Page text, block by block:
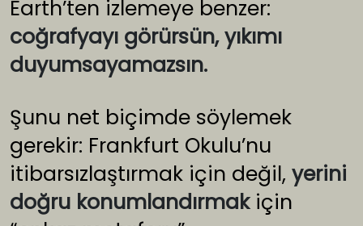
Earth’ten izlemeye benzer:
coğrafyayı görürsün, yıkımı
duyumsayamazsın.
Şunu net biçimde söylemek
gerekir: Frankfurt Okulu’nu
itibarsızlaştırmak için değil, yerini
doğru konumlandırmakiçin